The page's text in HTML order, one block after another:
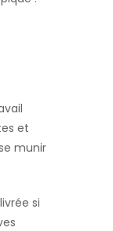
et
munir
si